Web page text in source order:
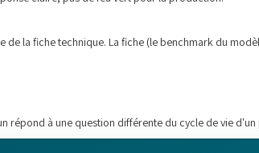
la fiche technique. La fiche (le benchmark du
répond à une question différente du cycle de vie